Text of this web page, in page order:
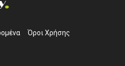
Όροι Χρήσης